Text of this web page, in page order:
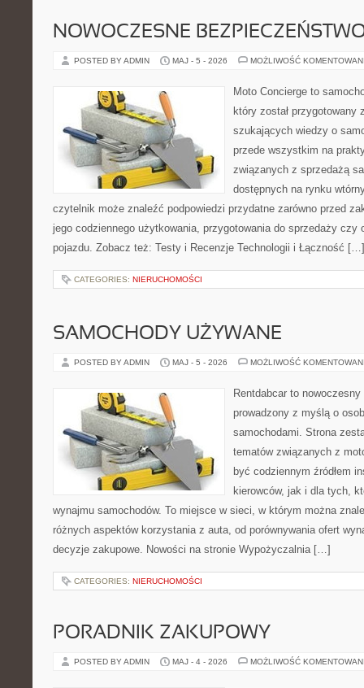
NOWOCZESNE
POSTED BY ADMIN MAJ - 5 - 2026 MOŻLIWOŚĆ
Moto Concierge to
który został przygotowany
szukających wiedzy o
przede wszystkim na
związanych z sprzedażą
dostępnych na rynku
czytelnik może znaleźć podpowiedzi przydatne zarówno przed
jego codziennego użytkowania, przygotowania do sprzedaży czy
pojazdu. Zobacz też: Testy i Recenzje Technologii i Łączność […]
CATEGORIES: NIERUCHOMOŚCI
SAMOCHODY UŻYWANE
POSTED BY ADMIN MAJ - 5 - 2026 MOŻLIWOŚĆ
Rentdabcar to
prowadzony z myślą o
samochodami. Strona
tematów związanych z
być codziennym źródłem
kierowców, jak i dla tych,
wynajmu samochodów. To miejsce w sieci, w którym można
różnych aspektów korzystania z auta, od porównywania ofert
decyzje zakupowe. Nowości na stronie Wypożyczalnia […]
CATEGORIES: NIERUCHOMOŚCI
PORADNIK ZAKUPOWY
POSTED BY ADMIN MAJ - 4 - 2026 MOŻLIWOŚĆ